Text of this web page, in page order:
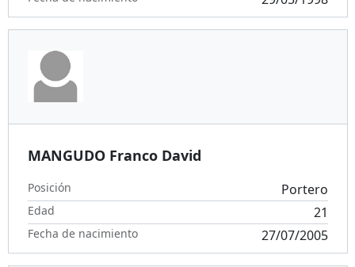
MANGUDO Franco David
Posición Portero
Edad 21
Fecha de nacimiento 27/07/2005